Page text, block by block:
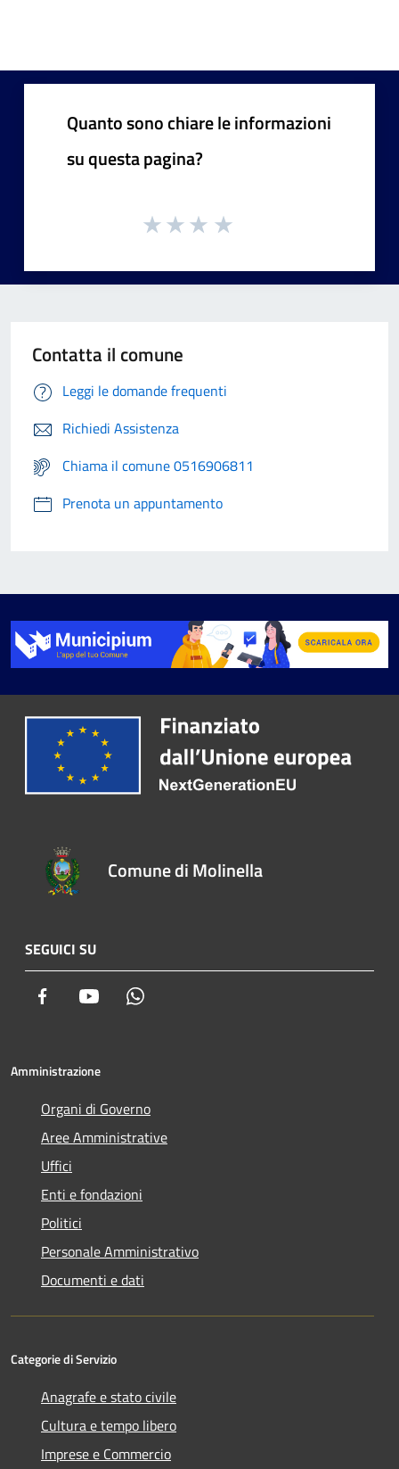
Quanto sono chiare le informazioni
su questa pagina?
Contatta il comune
Leggi le domande frequenti
Richiedi Assistenza
Chiama il comune 0516906811
Prenota un appuntamento
Comune di Molinella
SEGUICI SU
Facebook Youtube
Amministrazione
Organi di Governo
Aree Amministrative
Uffici
Enti e fondazioni
Politici
Personale Amministrativo
Documenti e dati
Categorie di Servizio
Anagrafe e stato civile
Cultura e tempo libero
Imprese e Commercio